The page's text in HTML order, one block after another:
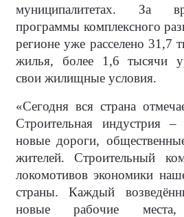
муниципалитетах. За
программы комплексного
регионе уже расселено 31,7
жилья, более 1,6 тысячи
свои жилищные условия.
«Сегодня вся страна
Строительная индустрия
новые дороги,
жителей. Строительный
локомотивов экономики
страны. Каждый
новые рабочие места,